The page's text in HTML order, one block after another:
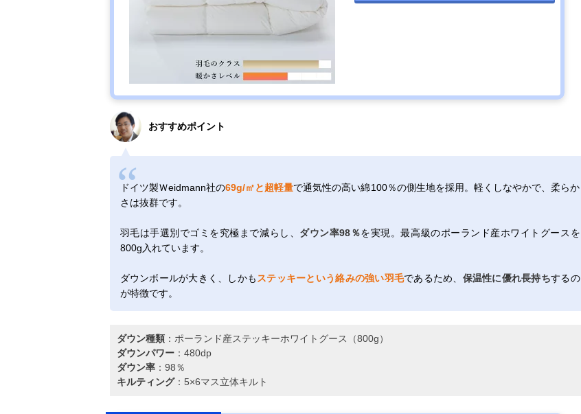
おすすめポイント
ドイツ製Ｗeidmann社の69g/㎡と超軽量で通気性の高い綿100％の側生地を採用。軽くしなやかで、柔らか
さは抜群です。
羽毛は手選別でゴミを究極まで減らし、 ダウン率98％を実現。最高級のポーランド産ホワイトグースを
800g入れています。
ダウンボールが大きく、しかも ステッキーという絡みの強い羽毛であるため、 保温性に優れ長持ちするの
が特徴です。
ダウン種類：ポーランド産ステッキーホワイトグース（800g）
ダウンパワー：480dp
ダウン率：98％
キルティング：5×6マス立体キルト